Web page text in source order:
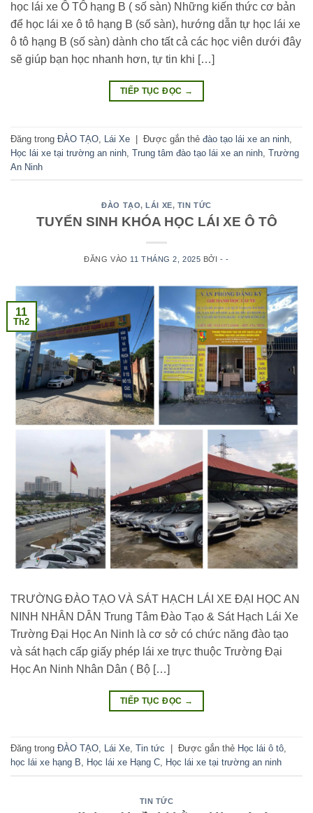
học lái xe Ô TÔ hạng B ( số sàn) Những kiến thức cơ bản
để học lái xe ô tô hạng B (số sàn), hướng dẫn tự học lái xe
ô tô hạng B (số sàn) dành cho tất cả các học viên dưới đây
sẽ giúp bạn học nhanh hơn, tự tin khi […]
TIẾP TỤC ĐỌC →
Đăng trong ĐÀO TẠO Lái Xe | Được gắn thẻ đào tạo lái xe an ninh
Học lái xe tại trường an ninh Trung tâm đào tạo lái xe an ninh Trường
An Ninh
ĐÀO TẠO, LÁI XE, TIN TỨC
TUYỂN SINH KHÓA HỌC LÁI XE Ô TÔ
ĐĂNG VÀO 11 THÁNG 2, 2025 BỞI- -
11
Th2
TRƯỜNG ĐÀO TẠO VÀ SÁT HẠCH LÁI XE ĐẠI HỌC AN
NINH NHÂN DÂN Trung Tâm Đào Tạo & Sát Hạch Lái Xe
Trường Đại Học An Ninh là cơ sở có chức năng đào tạo
và sát hạch cấp giấy phép lái xe trực thuộc Trường Đại
Học An Ninh Nhân Dân ( Bộ […]
TIẾP TỤC ĐỌC →
Đăng trong ĐÀO TẠO, Lái Xe, Tin tức Được gắn thẻ Học lái ô tô,
học lái xe hạng B, Học lái xe Hạng C, Học lái xe tại trường an ninh
TIN TỨC